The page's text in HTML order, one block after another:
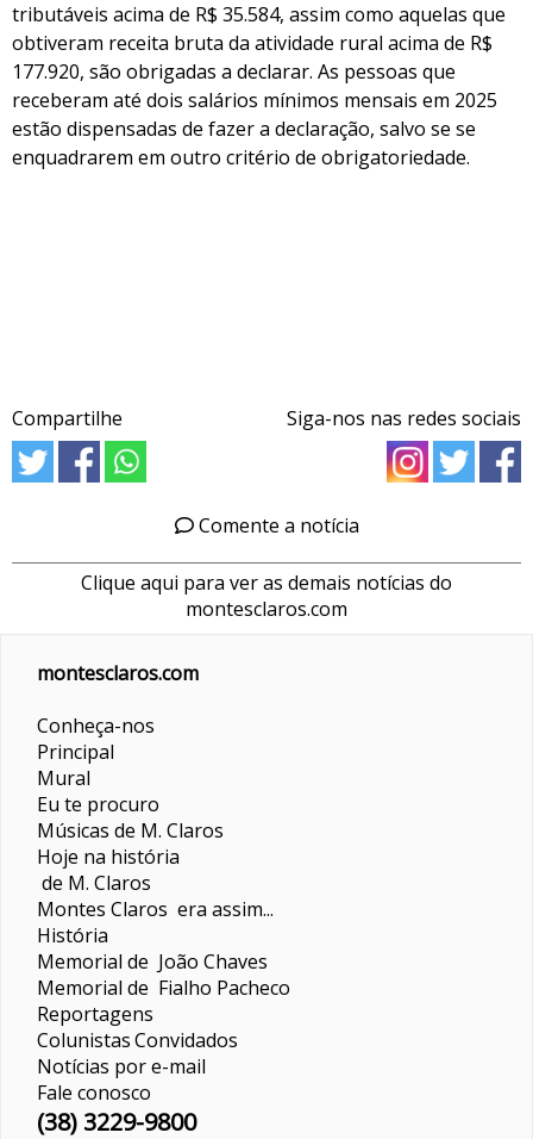
tributáveis acima de R$ 35.584, assim como aquelas que
obtiveram receita bruta da atividade rural acima de R$
177.920, são obrigadas a declarar. As pessoas que
receberam até dois salários mínimos mensais em 2025
estão dispensadas de fazer a declaração, salvo se se
enquadrarem em outro critério de obrigatoriedade.
Compartilhe Siga-nos nas redes sociais
Comente a notícia
Clique aqui para ver as demais notícias do
montesclaros.com
montesclaros.com
Conheça-nos
Principal
Mural
Eu te procuro
Músicas de M. Claros
Hoje na história
de M. Claros
Montes Claros era assim...
História
Memorial de João Chaves
Memorial de Fialho Pacheco
Reportagens
ColunistasConvidados
Notícias por e-mail
Fale conosco
(38) 3229-9800